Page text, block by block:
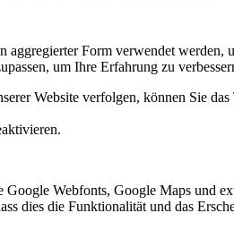
Form verwendet
um Ihre Erfahrung zu
Website verfolgen, können Sie
Webfonts, Google Maps und
dies die Funktionalität und das